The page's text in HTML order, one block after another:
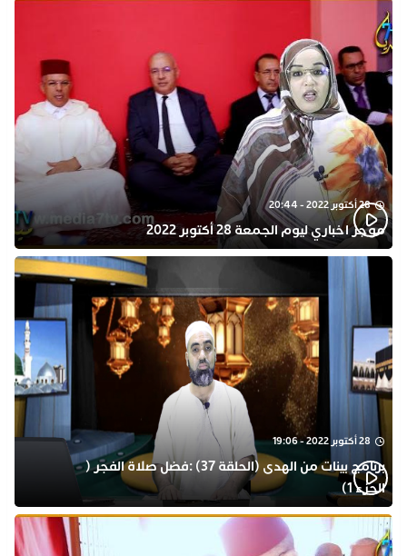
28 أكتوبر 2022 - 20:44
موجز اخباري ليوم الجمعة 28 أكتوبر 2022
28 أكتوبر 2022 - 19:06
برنامج بينات من الهدى (الحلقة 37) :فضل صلاة الفجر (
الجزء 1)